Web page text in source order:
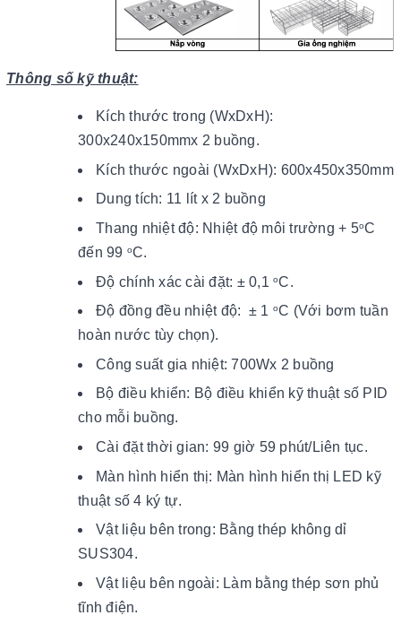
Thông số kỹ thuật:
Kích thước trong (WxDxH):
300x240x150mmx 2 buồng.
Kích thước ngoài (WxDxH): 600x450x350mm
Dung tích: 11 lít x 2 buồng
Thang nhiệt độ: Nhiệt độ môi trường + 5oC
đến 99 oC.
Độ chính xác cài đặt: ± 0,1 oC.
Độ đồng đều nhiệt độ: ± 1 oC (Với bơm tuần
hoàn nước tùy chọn).
Công suất gia nhiệt: 700Wx 2 buồng
Bộ điều khiển: Bộ điều khiển kỹ thuật số PID
cho mỗi buồng.
Cài đặt thời gian: 99 giờ 59 phút/Liên tục.
Màn hình hiển thị: Màn hình hiển thị LED kỹ
thuật số 4 ký tự.
Vật liệu bên trong: Bằng thép không dỉ
SUS304.
Vật liệu bên ngoài: Làm bằng thép sơn phủ
tĩnh điện.